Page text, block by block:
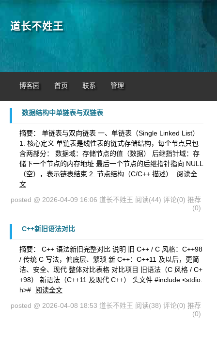
道长不姓王
博客园 首页 联系 管理
数据结构中单链表与双链表
摘要： 单链表与双向链表 一、单链表（Single Linked List）
1. 核心定义 单链表是线性表的链式存储结构，每个节点只包
含两部分： 数据域：存储节点的值（数据） 后继指针域：存
储下一个节点的内存地址 最后一个节点的后继指针指向 NULL
（空），表示链表结束 2. 节点结构（C/C++ 描述）
阅读全
文
posted @ 2026-04-09 16:06 道长不姓王 阅读(44) 评论(0) 推荐
(0)
C++新旧语法对比
摘要： C++ 语法新旧完整对比 说明 旧 C++ / C 风格：C++98
/ 传统 C 写法，偏底层、繁琐 新 C++：C++11 及以后，更简
洁、安全、现代 整体对比表格 对比项目 旧语法（C 风格 / C+
+98） 新语法（C++11 及现代 C++） 头文件 #include <stdio.
h>#
阅读全文
posted @ 2026-04-08 18:53 道长不姓王 阅读(38) 评论(0) 推荐
(0)